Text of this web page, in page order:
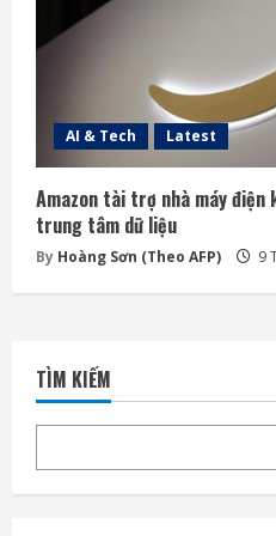
AI & Tech Latest
Amazon tài trợ nhà máy điện
trung tâm dữ liệu
By Hoàng Sơn (Theo AFP) 9
TÌM KIẾM